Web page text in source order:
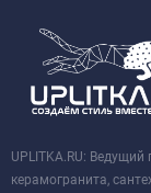
UPLITKA.RU:
керамогранита,